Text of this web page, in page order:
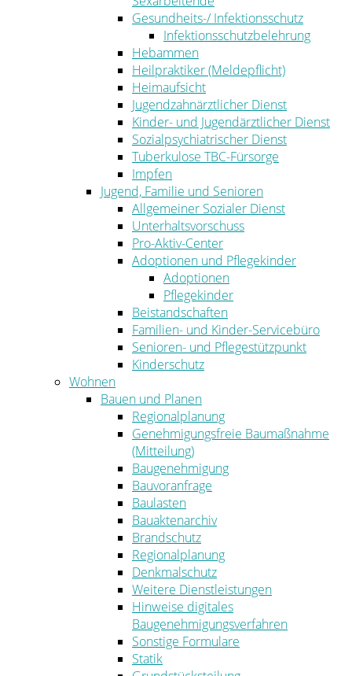
Gesundheits-/ Infektionsschutz
Infektionsschutzbelehrung
Hebammen
Heilpraktiker (Meldepflicht)
Heimaufsicht
Jugendzahnärztlicher Dienst
Kinder- und Jugendärztlicher Dienst
Sozialpsychiatrischer Dienst
Tuberkulose TBC-Fürsorge
Impfen
Jugend, Familie und Senioren
Allgemeiner Sozialer Dienst
Unterhaltsvorschuss
Pro-Aktiv-Center
Adoptionen und Pflegekinder
Adoptionen
Pflegekinder
Beistandschaften
Familien- und Kinder-Servicebüro
Senioren- und Pflegestützpunkt
Kinderschutz
Wohnen
Bauen und Planen
Regionalplanung
Genehmigungsfreie Baumaßnahme
(Mitteilung)
Baugenehmigung
Bauvoranfrage
Baulasten
Bauaktenarchiv
Brandschutz
Regionalplanung
Denkmalschutz
Weitere Dienstleistungen
Hinweise digitales
Baugenehmigungsverfahren
Sonstige Formulare
Statik